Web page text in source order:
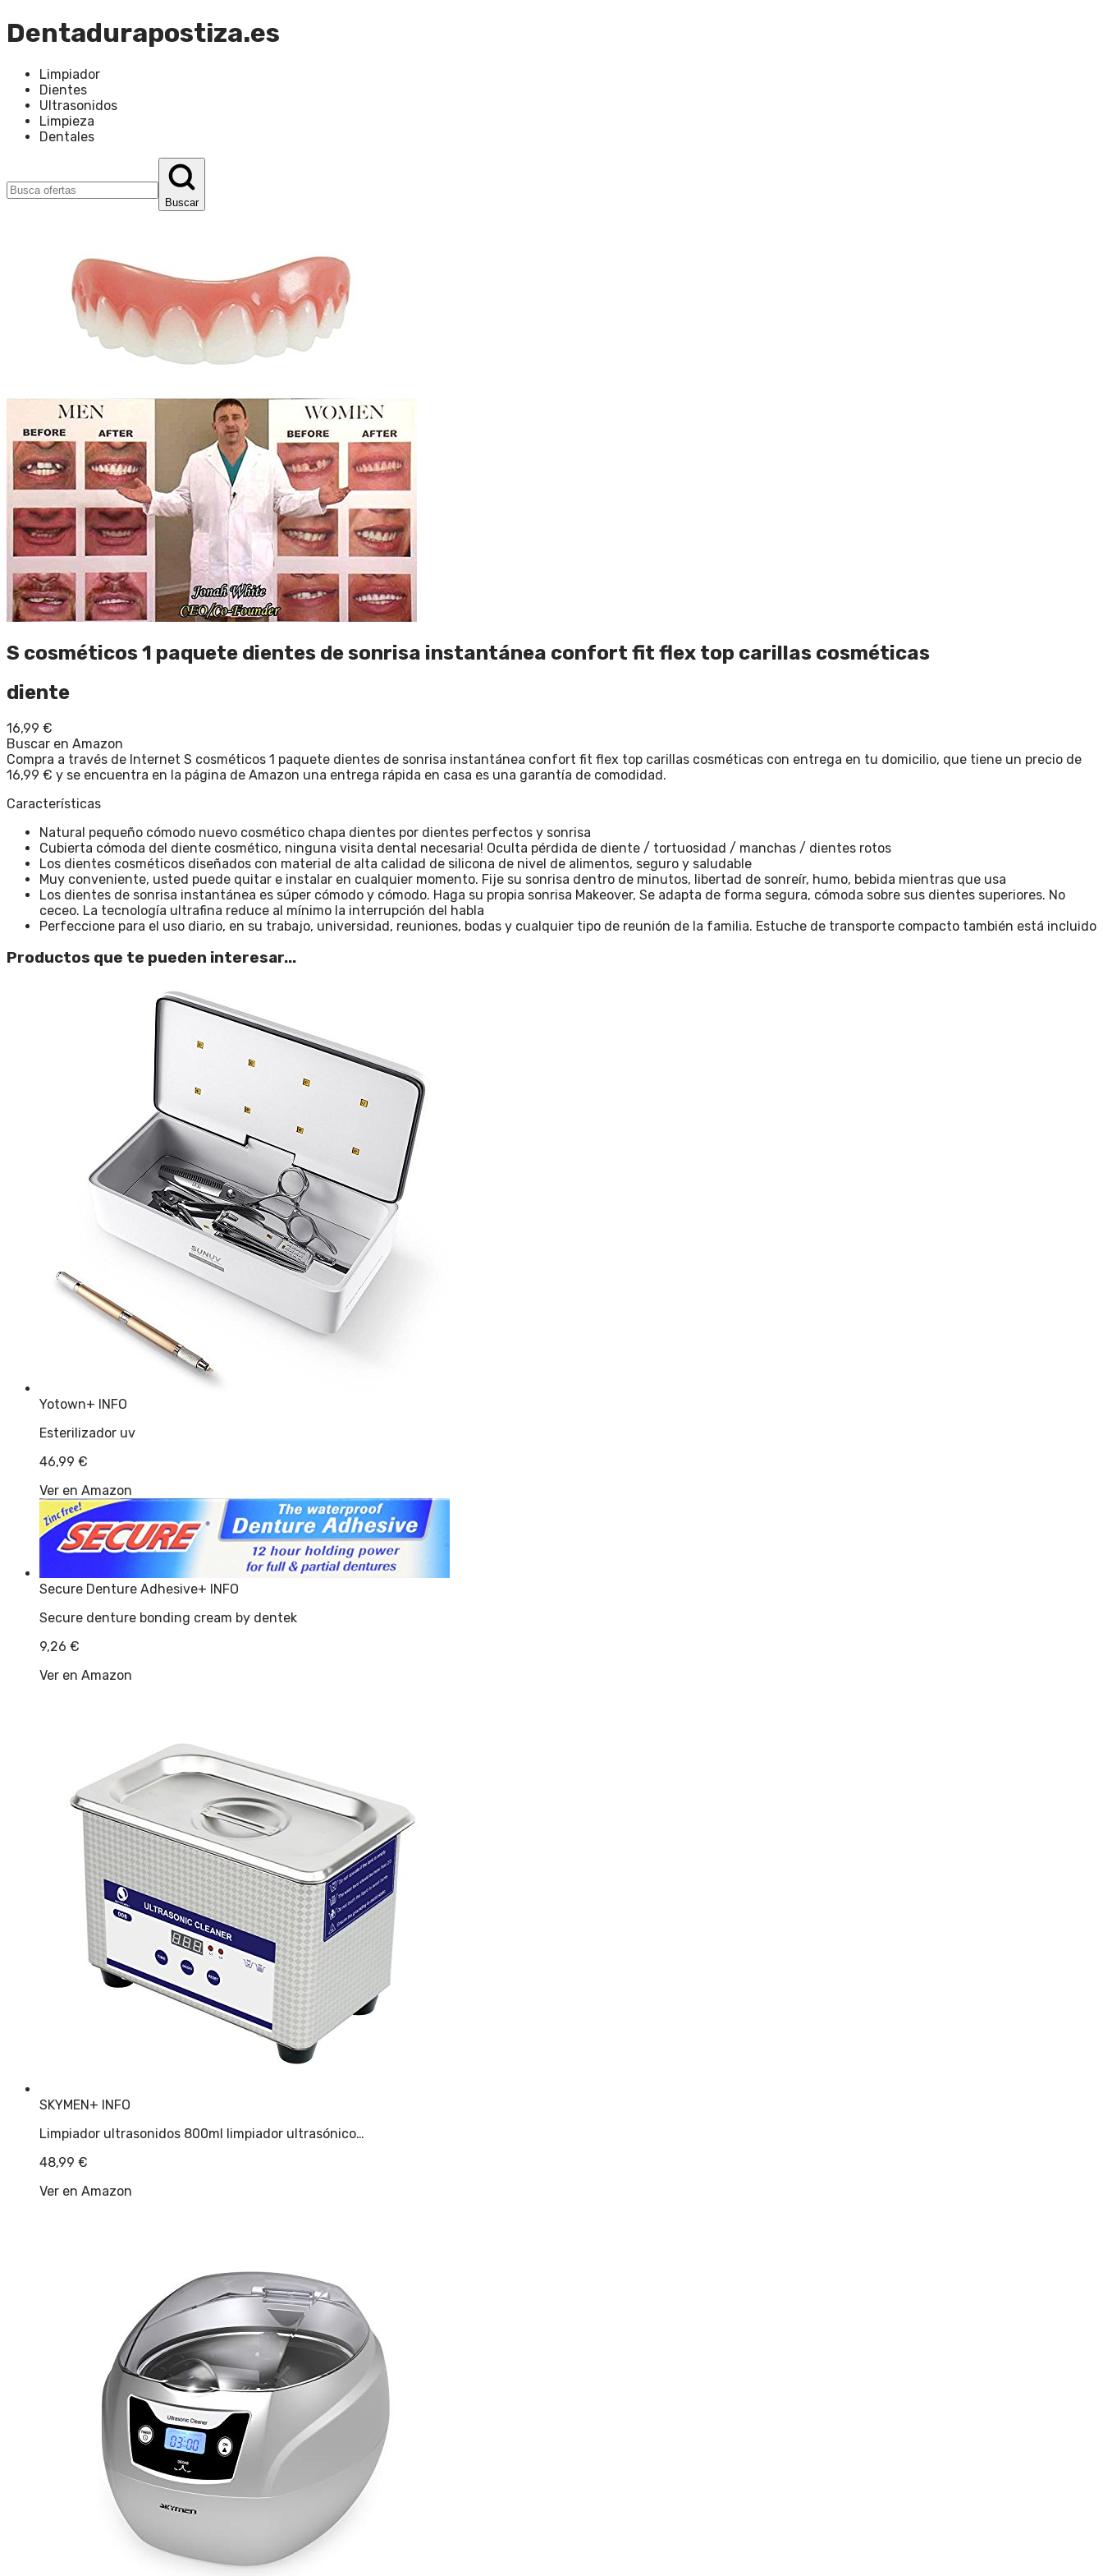
Dentadurapostiza.es
Limpiador
Dientes
Ultrasonidos
Limpieza
Dentales
Buscar
S cosméticos 1 paquete dientes de sonrisa instantánea confort fit flex top carillas cosméticas
diente
16,99 €
Buscar en Amazon
Compra a través de Internet S cosméticos 1 paquete dientes de sonrisa instantánea confort fit flex top carillas cosméticas con entrega en tu domicilio, que tiene un precio de
16,99 € y se encuentra en la página de Amazon una entrega rápida en casa es una garantía de comodidad.
Características
Natural pequeño cómodo nuevo cosmético chapa dientes por dientes perfectos y sonrisa
Cubierta cómoda del diente cosmético, ninguna visita dental necesaria! Oculta pérdida de diente / tortuosidad / manchas / dientes rotos
Los dientes cosméticos diseñados con material de alta calidad de silicona de nivel de alimentos, seguro y saludable
Muy conveniente, usted puede quitar e instalar en cualquier momento. Fije su sonrisa dentro de minutos, libertad de sonreír, humo, bebida mientras que usa
Los dientes de sonrisa instantánea es súper cómodo y cómodo. Haga su propia sonrisa Makeover, Se adapta de forma segura, cómoda sobre sus dientes superiores. No
ceceo. La tecnología ultrafina reduce al mínimo la interrupción del habla
Perfeccione para el uso diario, en su trabajo, universidad, reuniones, bodas y cualquier tipo de reunión de la familia. Estuche de transporte compacto también está incluido
Productos que te pueden interesar...
Yotown+ INFO
Esterilizador uv
46,99 €
Ver en Amazon
Secure Denture Adhesive+ INFO
Secure denture bonding cream by dentek
9,26 €
Ver en Amazon
SKYMEN+ INFO
Limpiador ultrasonidos 800ml limpiador ultrasónico…
48,99 €
Ver en Amazon